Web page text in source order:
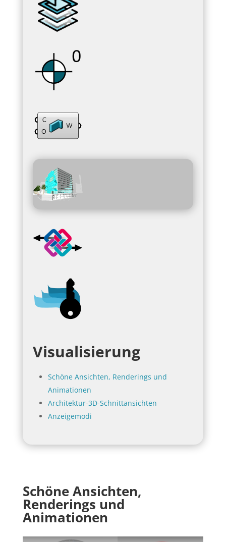
Visualisierung
Schöne Ansichten, Renderings und
Animationen
Architektur-3D-Schnittansichten
Anzeigemodi
Schöne Ansichten,
Renderings und
Animationen